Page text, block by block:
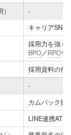
-
キャリアSNS
採用力を強く
BPO／RPOサ
採用資料の作
-
カムバック採
LINE連携ATS